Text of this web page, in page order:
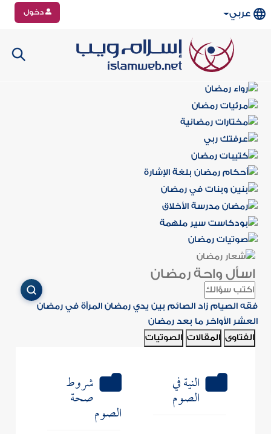
عربي دخول
اسأل واحة رمضان
فقه الصيام زاد الصائم بين يدي رمضان المرأة في رمضان
العشر الأواخر ما بعد رمضان
الفتاوى المقالات الصوتيات
النية في
الصوم
شروط
صحة
الصوم